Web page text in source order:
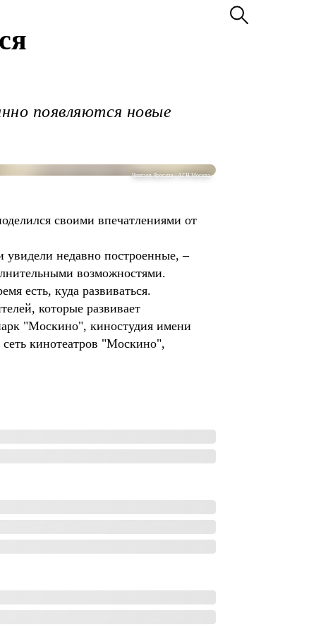
появляются новые
Чингаев Ярослав / АГН Москва
своими впечатлениями от
недавно построенные, –
возможностями.
есть, куда развиваться.
которые развивает
"Москино", киностудия имени
кинотеатров "Москино",